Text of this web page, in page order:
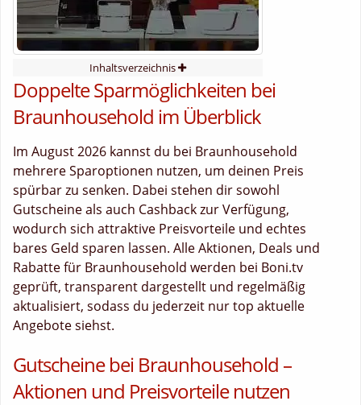
Inhaltsverzeichnis
Doppelte Sparmöglichkeiten bei
Braunhousehold im Überblick
Im August 2026 kannst du bei Braunhousehold
mehrere Sparoptionen nutzen, um deinen Preis
spürbar zu senken. Dabei stehen dir sowohl
Gutscheine als auch Cashback zur Verfügung,
wodurch sich attraktive Preisvorteile und echtes
bares Geld sparen lassen. Alle Aktionen, Deals und
Rabatte für Braunhousehold werden bei Boni.tv
geprüft, transparent dargestellt und regelmäßig
aktualisiert, sodass du jederzeit nur top aktuelle
Angebote siehst.
Gutscheine bei Braunhousehold –
Aktionen und Preisvorteile nutzen